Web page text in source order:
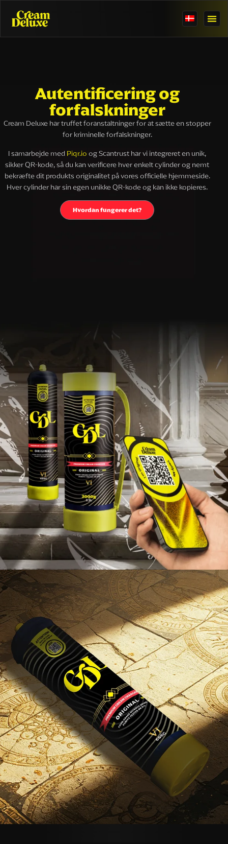
Autentificering og
forfalskninger
Cream Deluxe har truffet foranstaltninger for at sætte en stopper
for kriminelle forfalskninger.
I samarbejde medPiqr.ioog Scantrust har vi integreret en unik,
sikker QR-kode, så du kan verificere hver enkelt cylinder og nemt
bekræfte dit produkts originalitet på vores officielle hjemmeside.
Hver cylinder har sin egen unikke QR-kode og kan ikke kopieres.
Hvordan fungerer det?